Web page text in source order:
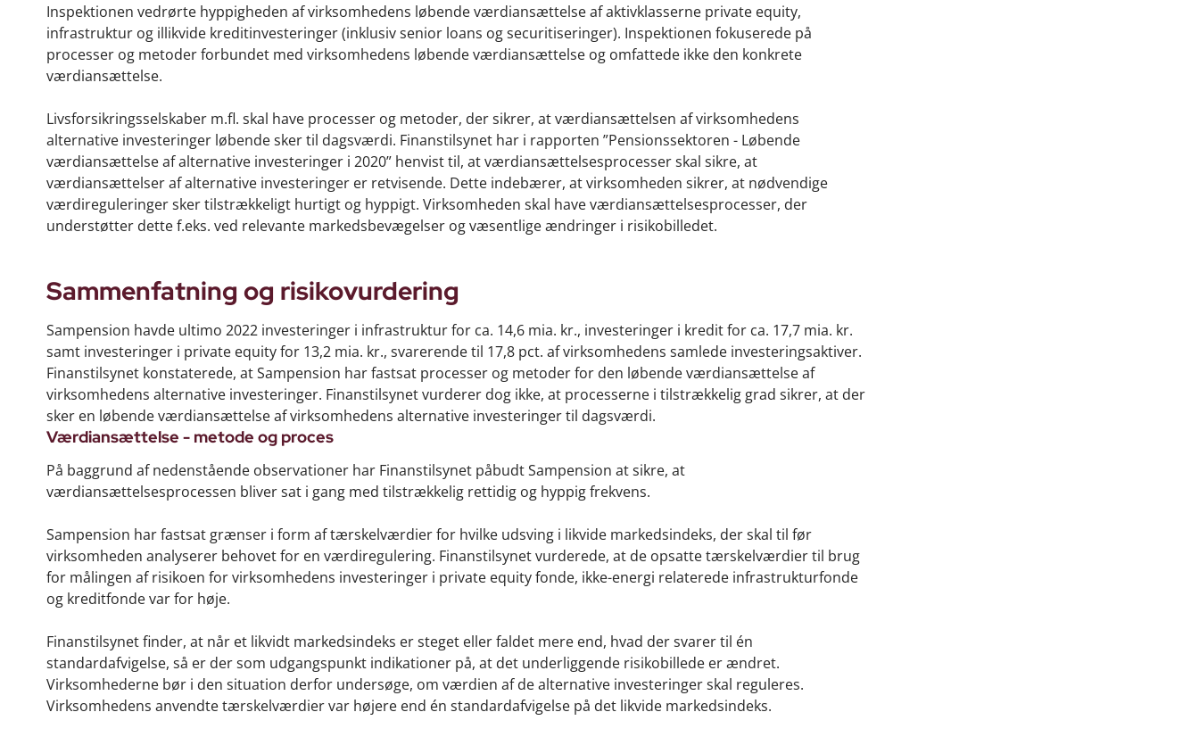
Inspektionen vedrørte hyppigheden af virksomhedens løbende værdiansættelse af aktivklasserne private equity,
infrastruktur og illikvide kreditinvesteringer (inklusiv senior loans og securitiseringer). Inspektionen fokuserede på
processer og metoder forbundet med virksomhedens løbende værdiansættelse og omfattede ikke den konkrete
værdiansættelse.
Livsforsikringsselskaber m.fl. skal have processer og metoder, der sikrer, at værdiansættelsen af virksomhedens
alternative investeringer løbende sker til dagsværdi. Finanstilsynet har i rapporten ”Pensionssektoren - Løbende
værdiansættelse af alternative investeringer i 2020” henvist til, at værdiansættelsesprocesser skal sikre, at
værdiansættelser af alternative investeringer er retvisende. Dette indebærer, at virksomheden sikrer, at nødvendige
værdireguleringer sker tilstrækkeligt hurtigt og hyppigt. Virksomheden skal have værdiansættelsesprocesser, der
understøtter dette f.eks. ved relevante markedsbevægelser og væsentlige ændringer i risikobilledet.
Sammenfatning og risikovurdering
Sampension havde ultimo 2022 investeringer i infrastruktur for ca. 14,6 mia. kr., investeringer i kredit for ca. 17,7 mia. kr.
samt investeringer i private equity for 13,2 mia. kr., svarerende til 17,8 pct. af virksomhedens samlede investeringsaktiver.
Finanstilsynet konstaterede, at Sampension har fastsat processer og metoder for den løbende værdiansættelse af
virksomhedens alternative investeringer. Finanstilsynet vurderer dog ikke, at processerne i tilstrækkelig grad sikrer, at der
sker en løbende værdiansættelse af virksomhedens alternative investeringer til dagsværdi.
Værdiansættelse - metode og proces
På baggrund af nedenstående observationer har Finanstilsynet påbudt Sampension at sikre, at
værdiansættelsesprocessen bliver sat i gang med tilstrækkelig rettidig og hyppig frekvens.
Sampension har fastsat grænser i form af tærskelværdier for hvilke udsving i likvide markedsindeks, der skal til før
virksomheden analyserer behovet for en værdiregulering. Finanstilsynet vurderede, at de opsatte tærskelværdier til brug
for målingen af risikoen for virksomhedens investeringer i private equity fonde, ikke-energi relaterede infrastrukturfonde
og kreditfonde var for høje.
Finanstilsynet finder, at når et likvidt markedsindeks er steget eller faldet mere end, hvad der svarer til én
standardafvigelse, så er der som udgangspunkt indikationer på, at det underliggende risikobillede er ændret.
Virksomhederne bør i den situation derfor undersøge, om værdien af de alternative investeringer skal reguleres.
Virksomhedens anvendte tærskelværdier var højere end én standardafvigelse på det likvide markedsindeks.